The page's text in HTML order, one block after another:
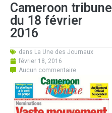
Cameroon tribune
du 18 février
2016
dans La Une des Journaux
février 18, 2016
Aucun commentaire